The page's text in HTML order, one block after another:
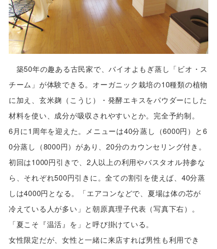
築50年の趣ある古民家で、バイオよもぎ蒸し「ビオ・ス
チーム」が体験できる。オーガニック栽培の10種類の植物
に加え、玄米麹（こうじ）・発酵エキスをパウダーにした
材料を使い、成分が吸収されやすいとか。完全予約制。
6月に1周年を迎えた。メニューは40分蒸し（6000円）と6
0分蒸し（8000円）があり、20分のカウンセリング付き。
初回は1000円引きで、2人以上の利用やバスタオル持参な
ら、それぞれ500円引きに。全ての割引を使えば、40分蒸
しは4000円となる。「エアコンなどで、夏場は体の芯が
冷えている人が多い」と朝原真理子代表（写真下右）。
「夏こそ『温活』を」と呼び掛けている。
女性限定だが、女性と一緒に来店すれば男性も利用でき